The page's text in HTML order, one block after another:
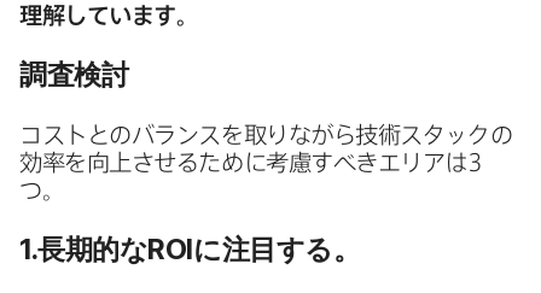
理解しています。
調査検討
コストとの​バランスを​取りながら​技術スタックの​
効率を​向上させる​ために​考慮すべきエリアは3
つ。
1.長期的なROIに​注目する。